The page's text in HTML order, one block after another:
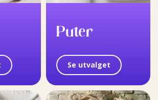
Puter
Se utvalget